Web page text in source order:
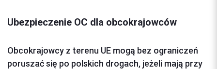
Ubezpieczenie OC dla obcokrajowców
Obcokrajowcy z terenu UE mogą bez ograniczeń
poruszać się po polskich drogach, jeżeli mają przy